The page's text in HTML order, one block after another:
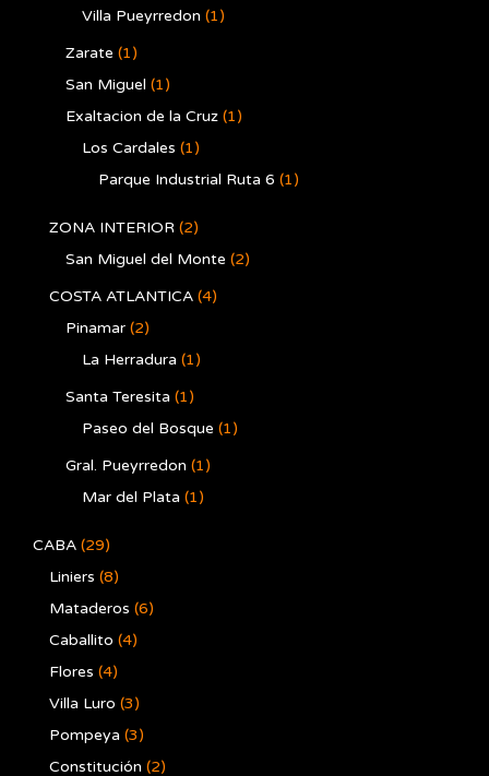
Villa Pueyrredon (1)
Zarate (1)
San Miguel (1)
Exaltacion de la Cruz (1)
Los Cardales (1)
Parque Industrial Ruta 6 (1)
ZONA INTERIOR (2)
San Miguel del Monte (2)
COSTA ATLANTICA (4)
Pinamar (2)
La Herradura (1)
Santa Teresita (1)
Paseo del Bosque (1)
Gral. Pueyrredon (1)
Mar del Plata (1)
CABA (29)
Liniers (8)
Mataderos (6)
Caballito (4)
Flores (4)
Villa Luro (3)
Pompeya (3)
Constitución (2)